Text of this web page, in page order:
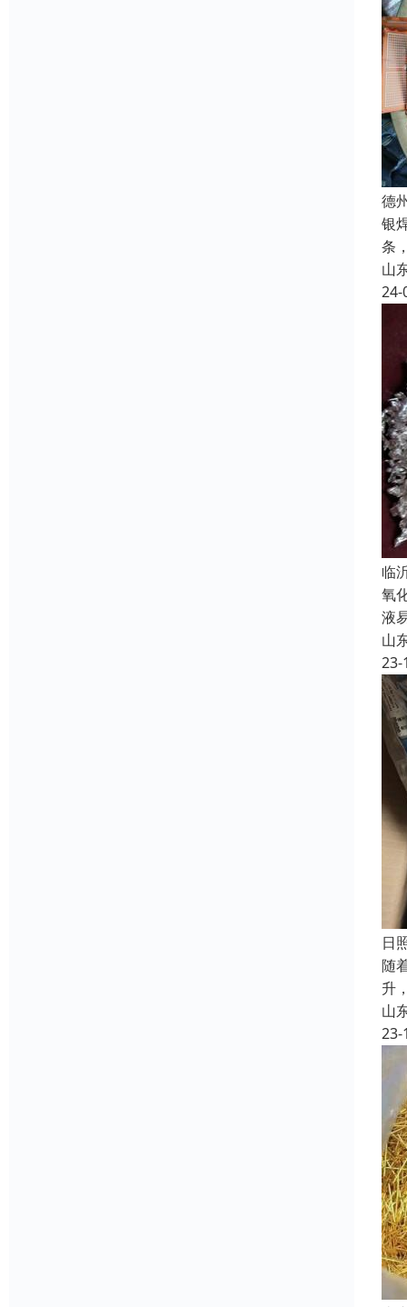
德
银
条
山
24-
临
氧
液
山
23-
日
随
升
山
23-